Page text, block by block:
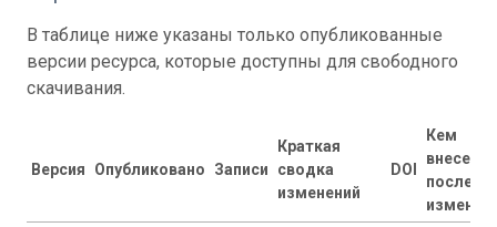
В таблице ниже указаны только опубликованные
версии ресурса, которые доступны для свободного
скачивания.
Версия Опубликовано Записи
Краткая
сводка
изменений
DOI
Кем
внесены